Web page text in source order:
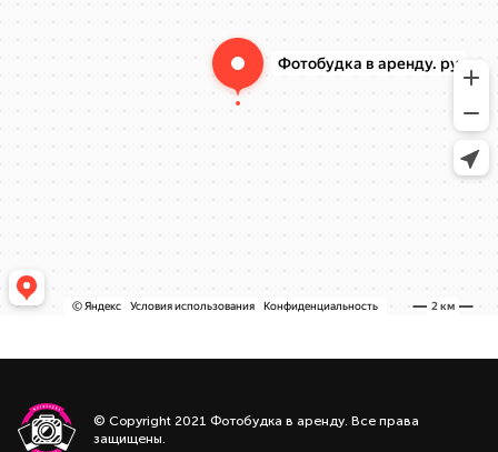
© Copyright 2021 Фотобудка в аренду. Все права
защищены.